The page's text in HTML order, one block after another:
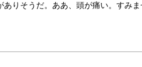
りそうだ。ああ、頭が痛い。すみま